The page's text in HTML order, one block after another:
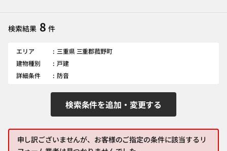
検索結果 8 件
エリア
三重県 三重郡菰野町
建物種別
戸建
詳細条件
防音
検索条件を追加・変更する
申し訳ございませんが、お客様のご指定の条件に該当するリ